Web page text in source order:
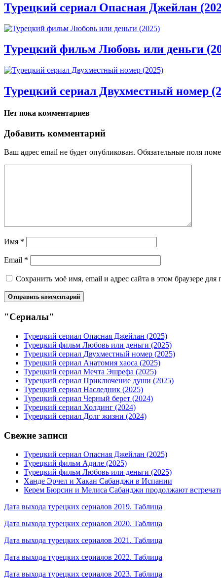
Турецкий сериал Опасная Джейлан
Турецкий фильм Любовь или деньги
Турецкий сериал Двухместный номер
Нет пока комментариев
Добавить комментарий
Ваш адрес email не будет опубликован. Обязательные поля
Имя *
Email *
Сохранить моё имя, email и адрес сайта в этом браузере
"Сериалы"
Турецкий сериал Опасная Джейлан (2025)
Турецкий фильм Любовь или деньги (2025)
Турецкий сериал Двухместный номер (2025)
Турецкий сериал Анатомия хаоса (2025)
Турецкий сериал Мечта Эшрефа (2025)
Турецкий сериал Приключение души (2025)
Турецкий сериал Наследник (2025)
Турецкий сериал Черный берет (2024)
Турецкий сериал Холдинг (2024)
Турецкий сериал Долг жизни (2024)
Свежие записи
Турецкий сериал Опасная Джейлан (2025)
Турецкий фильм Адиле (2025)
Турецкий фильм Любовь или деньги (2025)
Ханде Эрчел и Хакан Сабанджи в Испании
Керем Бюрсин и Мелиса Сабанджи продолжают
Дата выхода турецких сериалов 2019. Таблица
Дата выхода турецких сериалов 2020. Таблица
Дата выхода турецких сериалов 2021. Таблица
Дата выхода турецких сериалов 2022. Таблица
Дата выхода турецких сериалов 2023. Таблица